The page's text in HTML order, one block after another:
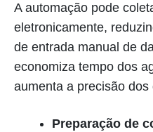
A automação pode
eletronicamente,
de entrada manual de
economiza tempo dos
aumenta a precisão
Preparação de